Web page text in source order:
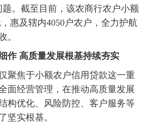
。截至目前，该农商行农户小额
惠及辖内4050户农户，全力护航
。
高质量发展根基持续夯实
焦于小额农户信用贷款这一重
面经营管理，在推动高质量发展
构优化、风险防控、客户服务等
坚实根基。